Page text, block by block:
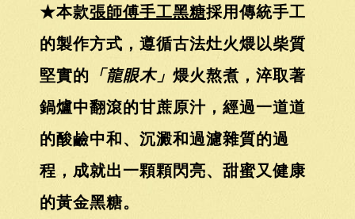
★本款張師傅手工黑糖採用傳統手工
的製作方式，遵循古法灶火煨以柴質
堅實的 「龍眼木」 煨火熬煮，淬取著
鍋爐中翻滾的甘蔗原汁，經過一道道
的酸鹼中和、沉澱和過濾雜質的過
程，成就出一顆顆閃亮、甜蜜又健康
的黃金黑糖。